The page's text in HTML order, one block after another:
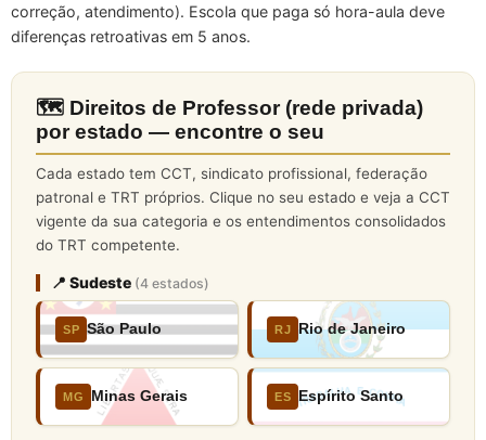
correção, atendimento). Escola que paga só hora-aula deve
diferenças retroativas em 5 anos.
🗺️ Direitos de Professor (rede privada)
por estado — encontre o seu
Cada estado tem CCT, sindicato profissional, federação
patronal e TRT próprios. Clique no seu estado e veja a CCT
vigente da sua categoria e os entendimentos consolidados
do TRT competente.
📍 Sudeste (4 estados)
SP São Paulo RJ Rio de Janeiro
MG Minas Gerais ES Espírito Santo